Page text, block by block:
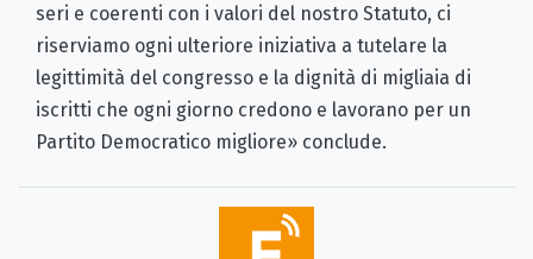
seri e coerenti con i valori del nostro Statuto, ci
riserviamo ogni ulteriore iniziativa a tutelare la
legittimità del congresso e la dignità di migliaia di
iscritti che ogni giorno credono e lavorano per un
Partito Democratico migliore» conclude.